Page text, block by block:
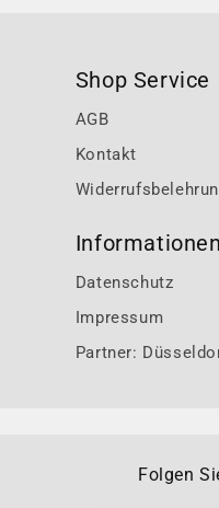
Shop Service
AGB
Kontakt
Informationen
Datenschutz
Impressum
Partner:
Folgen